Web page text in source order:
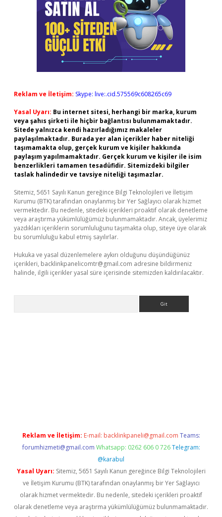
Reklam ve İletişim: Skype: live:.cid.575569c608265c69
Yasal Uyarı: Bu internet sitesi, herhangi bir marka, kurum
veya şahıs şirketi ile hiçbir bağlantısı bulunmamaktadır.
Sitede yalnızca kendi hazırladığımız makaleler
paylaşılmaktadır. Burada yer alan içerikler haber niteliği
taşımamakta olup, gerçek kurum ve kişiler hakkında
paylaşım yapılmamaktadır. Gerçek kurum ve kişiler ile isim
benzerlikleri tamamen tesadüfidir. Sitemizdeki bilgiler
taslak halindedir ve tavsiye niteliği taşımazlar.
Sitemiz, 5651 Sayılı Kanun gereğince Bilgi Teknolojileri ve İletişim
Kurumu (BTK) tarafından onaylanmış bir Yer Sağlayıcı olarak hizmet
vermektedir. Bu nedenle, sitedeki içerikleri proaktif olarak denetleme
veya araştırma yükümlülüğümüz bulunmamaktadır. Ancak, üyelerimiz
yazdıkları içeriklerin sorumluluğunu taşımakta olup, siteye üye olarak
bu sorumluluğu kabul etmiş sayılırlar.
Hukuka ve yasal düzenlemelere aykırı olduğunu düşündüğünüz
içerikleri, backlinkpanelicomtr@gmail.com adresine bildirmeniz
halinde, ilgili içerikler yasal süre içerisinde sitemizden kaldırılacaktır.
Reklam ve İletişim: E-mail: backlinkpaneli@gmail.com Teams:
forumhizmeti@gmail.com Whatsapp: 0262 606 0 726 Telegram:
@karabul
Yasal Uyarı: Sitemiz, 5651 Sayılı Kanun gereğince Bilgi Teknolojileri
ve İletişim Kurumu (BTK) tarafından onaylanmış bir Yer Sağlayıcı
olarak hizmet vermektedir. Bu nedenle, sitedeki içerikleri proaktif
olarak denetleme veya araştırma yükümlülüğümüz bulunmamaktadır.